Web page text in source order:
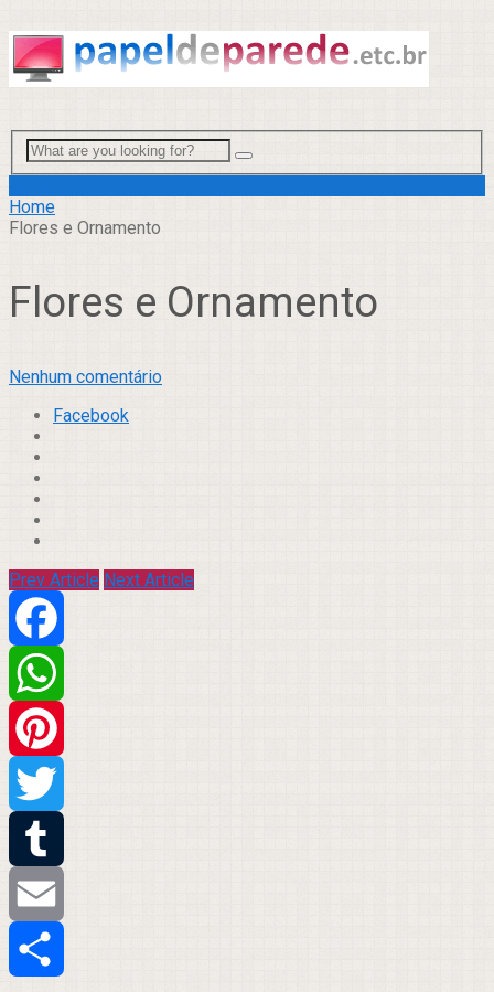
Home
Flores e Ornamento
Flores e Ornamento
Nenhum comentário
Facebook
Prev Article Next Article
Facebook
WhatsApp
Pinterest
Twitter
Tumblr
Email